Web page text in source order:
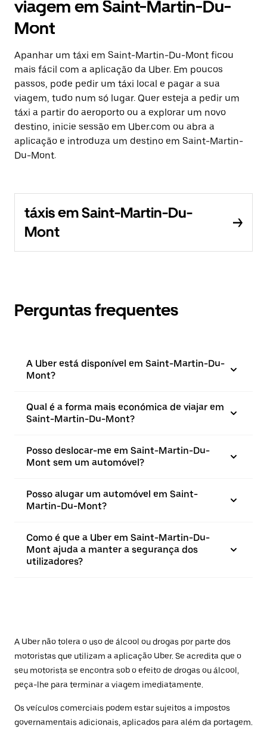
viagem em Saint-Martin-Du-
Mont
Apanhar um táxi em Saint-Martin-Du-Mont ficou
mais fácil com a aplicação da Uber. Em poucos
passos, pode pedir um táxi local e pagar a sua
viagem, tudo num só lugar. Quer esteja a pedir um
táxi a partir do aeroporto ou a explorar um novo
destino, inicie sessão em Uber.com ou abra a
aplicação e introduza um destino em Saint-Martin-
Du-Mont.
táxis em Saint-Martin-Du-
Mont
Perguntas frequentes
A Uber está disponível em Saint-Martin-Du-
Mont?
Qual é a forma mais económica de viajar em
Saint-Martin-Du-Mont?
Posso deslocar-me em Saint-Martin-Du-
Mont sem um automóvel?
Posso alugar um automóvel em Saint-
Martin-Du-Mont?
Como é que a Uber em Saint-Martin-Du-
Mont ajuda a manter a segurança dos
utilizadores?
A Uber não tolera o uso de álcool ou drogas por parte dos
motoristas que utilizam a aplicação Uber. Se acredita que o
seu motorista se encontra sob o efeito de drogas ou álcool,
peça-lhe para terminar a viagem imediatamente.
Os veículos comerciais podem estar sujeitos a impostos
governamentais adicionais, aplicados para além da portagem.